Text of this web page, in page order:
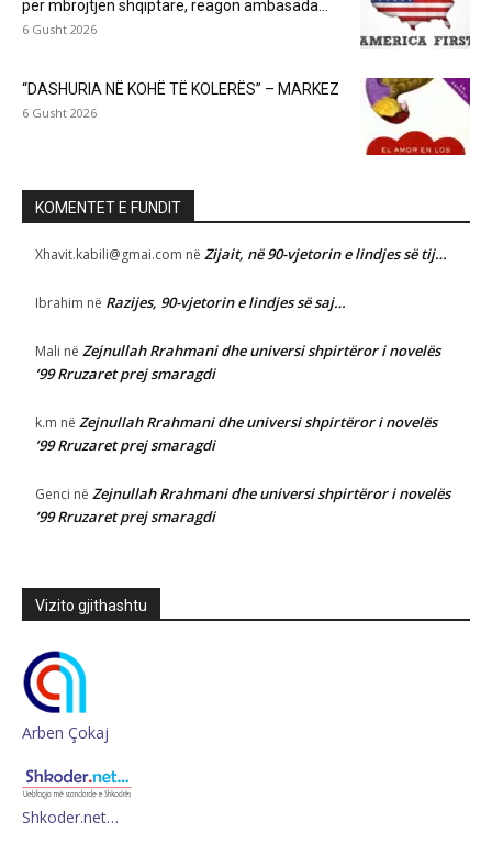
për mbrojtjen shqiptare, reagon ambasada...
6 Gusht 2026
“DASHURIA NË KOHË TË KOLERËS” – MARKEZ
6 Gusht 2026
KOMENTET E FUNDIT
Xhavit.kabili@gmai.com në Zijait, në 90-vjetorin e lindjes së tij…
Ibrahim në Razijes, 90-vjetorin e lindjes së saj…
Mali në Zejnullah Rrahmani dhe universi shpirtëror i novelës
‘99 Rruzaret prej smaragdi
k.m në Zejnullah Rrahmani dhe universi shpirtëror i novelës
‘99 Rruzaret prej smaragdi
Genci në Zejnullah Rrahmani dhe universi shpirtëror i novelës
‘99 Rruzaret prej smaragdi
Vizito gjithashtu
Arben Çokaj
Shkoder.net…